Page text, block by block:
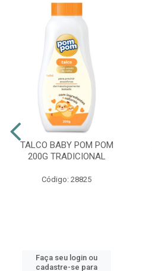
TALCO BABY POM POM
200G TRADICIONAL
Código: 28825
Faça seu login ou
cadastre-se para